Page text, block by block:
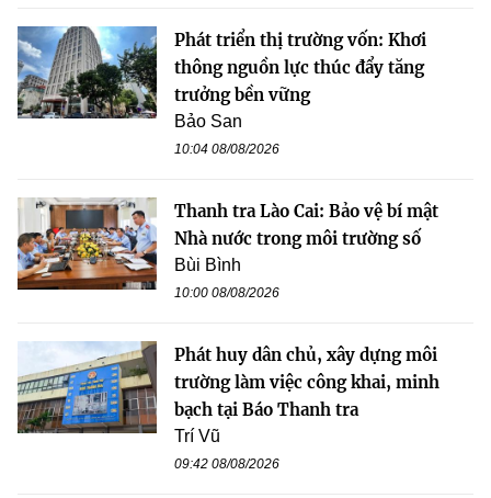
Phát triển thị trường vốn: Khơi
thông nguồn lực thúc đẩy tăng
trưởng bền vững
Bảo San
10:04 08/08/2026
Thanh tra Lào Cai: Bảo vệ bí mật
Nhà nước trong môi trường số
Bùi Bình
10:00 08/08/2026
Phát huy dân chủ, xây dựng môi
trường làm việc công khai, minh
bạch tại Báo Thanh tra
Trí Vũ
09:42 08/08/2026